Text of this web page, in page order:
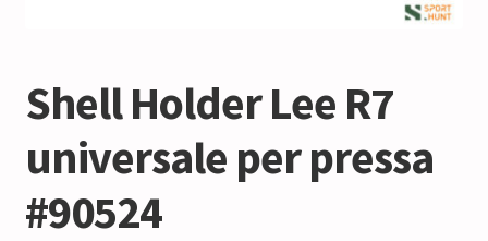
Shell Holder Lee R7
universale per pressa
#90524